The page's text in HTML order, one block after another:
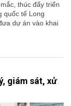
thúc đẩy triển
quốc tế Long
dự án vào khai
giám sát, xử